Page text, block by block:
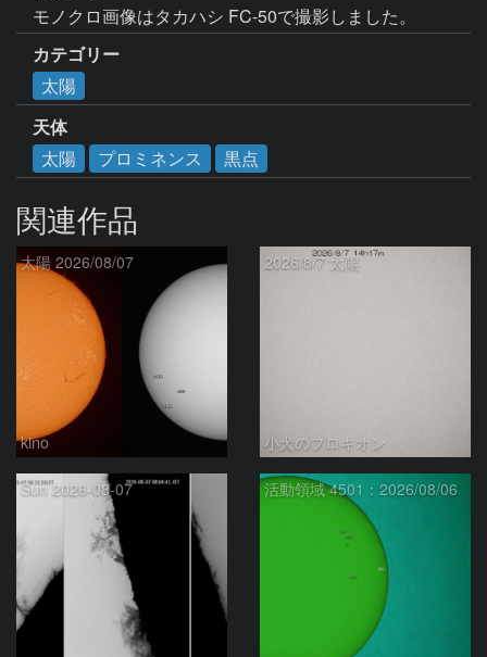
モノクロ画像はタカハシ FC-50で撮影しました。
カテゴリー
太陽
天体
太陽
プロミネンス 黒点
関連作品
太陽 2026/08/07
kino
2026/8/7 太陽
小犬のプロキオン
Sun 2026-08-07 活動領域 4501：2026/08/06